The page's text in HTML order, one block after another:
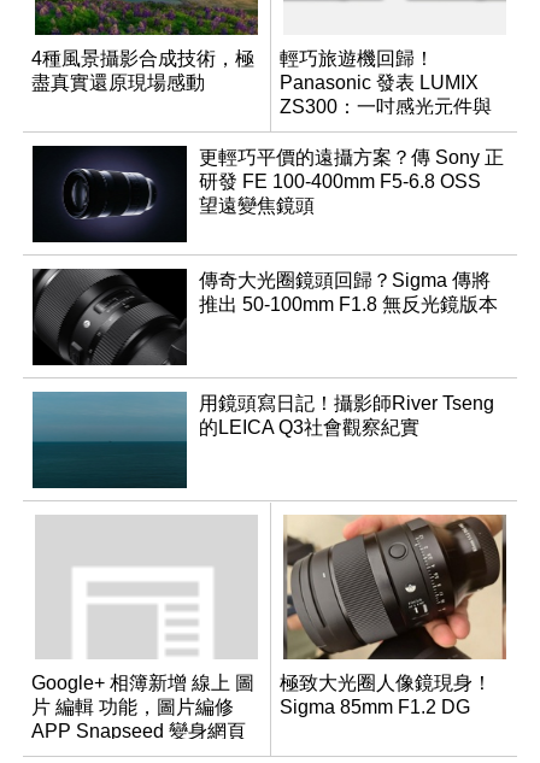
4種風景攝影合成技術，極
盡真實還原現場感動
輕巧旅遊機回歸！
Panasonic 發表 LUMIX
ZS300：一吋感光元件與
15 倍光學變焦
更輕巧平價的遠攝方案？傳 Sony 正
研發 FE 100-400mm F5-6.8 OSS
望遠變焦鏡頭
傳奇大光圈鏡頭回歸？Sigma 傳將
推出 50-100mm F1.8 無反光鏡版本
用鏡頭寫日記！攝影師River Tseng
的LEICA Q3社會觀察紀實
Google+ 相簿新增 線上 圖
片 編輯 功能，圖片編修
APP Snapseed 變身網頁
版
極致大光圈人像鏡現身！
Sigma 85mm F1.2 DG